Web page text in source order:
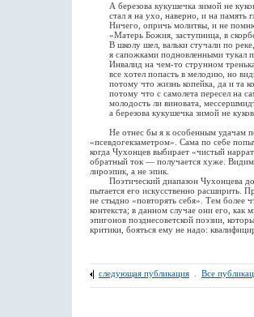
А березова кукушечка зимой не
стал я на ухо, наверно, и на память
Ничего, опричь молитвы, и не
«Матерь Божия, заступница, в
В школу шел, вальки стучали по реке,
я сапожками подновленными тукал
Инвалид на чем-то струнном
все хотел попасть в мелодию, но
потому что жизнь копейка, да и та
потому что с самолета пересел на
молодость ли виновата, мессершмидт
а березова кукушечка зимой не
Не отнес бы я к особенным удачам
«псевдогекзаметром». Сама по себе
когда Чухонцев выбирает «чистый
обратный ток — получается хуже.
лироэпик, а не эпик.
Поэтический диапазон Чухонцева
пытается его искусственно расширить.
не стыдно «повторять себя». Тем более
контекста; в данном случае они его,
эпигонов позднесоветской поэзии,
критики, бояться ему не надо:
следующая публикация Все